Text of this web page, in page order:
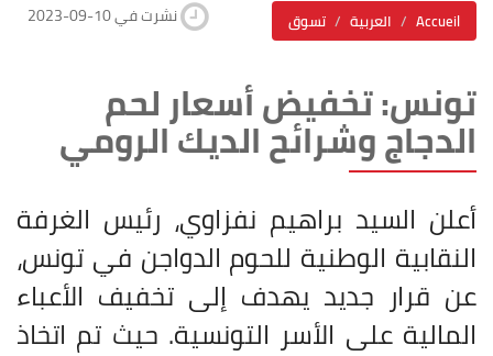
تسوق العربية Accueil 2023-09-10 نشرت في
تونس: تخفيض أسعار لحم
الدجاج وشرائح الديك الرومي
أعلن السيد براهيم نفزاوي، رئيس الغرفة
النقابية الوطنية للحوم الدواجن في تونس،
عن قرار جديد يهدف إلى تخفيف الأعباء
المالية على الأسر التونسية. حيث تم اتخاذ